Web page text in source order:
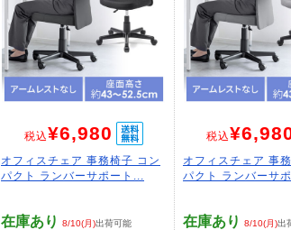
税込¥6,980
オフィスチェア 事務椅子 コン
パクト ランバーサポート...
在庫あり 8/10(月)出荷可能
税込
オフィスチェア 事
パクト ランバーサ
在庫あり 8/10(月)出